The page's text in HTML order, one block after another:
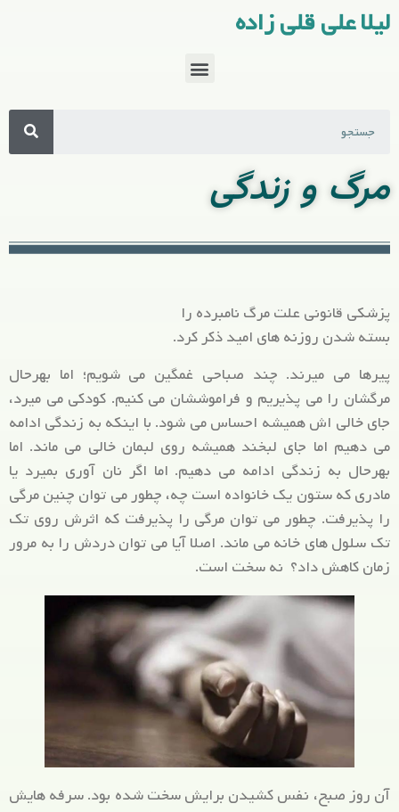
لیلا علی قلی زاده
مرگ و زندگی
پزشکی قانونی علت مرگ نامبرده را
بسته شدن روزنه های امید ذکر کرد.
پیرها می میرند. چند صباحی غمگین می شویم؛ اما بهرحال
مرگشان را می پذیریم و فراموششان می کنیم. کودکی می میرد،
جای خالی اش همیشه احساس می شود. با اینکه به زندگی ادامه
می دهیم اما جای لبخند همیشه روی لبمان خالی می ماند. اما
بهرحال به زندگی ادامه می دهیم. اما اگر نان آوری بمیرد یا
مادری که ستون یک خانواده است چه، چطور می توان چنین مرگی
را پذیرفت. چطور می توان مرگی را پذیرفت که اثرش روی تک
تک سلول های خانه می ماند. اصلا آیا می توان دردش را به مرور
زمان کاهش داد؟ نه سخت است.
آن روز صبح، نفس کشیدن برایش سخت شده بود. سرفه هایش